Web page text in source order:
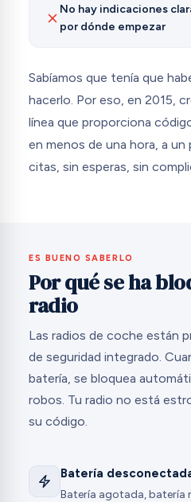
No hay indicaciones
por dónde empezar
Sabíamos que tenía que
hacerlo. Por eso, en 2015,
línea que proporciona
en menos de una hora, a un
citas, sin esperas, sin
ES BUENO SABERLO
Por qué se ha
radio
Las radios de coche están
de seguridad integrado.
batería, se bloquea
robos. Tu radio no está
su código.
Batería
Batería agotada, batería